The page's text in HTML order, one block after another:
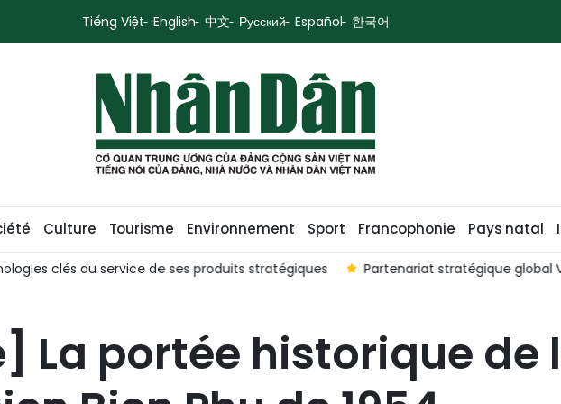
Tiếng Việt English 中文 Русский Español 한국어
Culture Tourisme Environnement Sport Francophonie Pays natal
au service de ses produits stratégiques Partenariat stratégique global
La portée historique de